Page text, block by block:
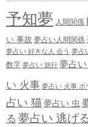
予知夢 人間関係
い 事故 夢占い人間関係
夢占い 好きな人 会う 夢占
数字 夢占い 旅行 夢占
い 火事 夢占い 火事 ボ
占い 猫夢占い 虫
る 夢占い 逃げ